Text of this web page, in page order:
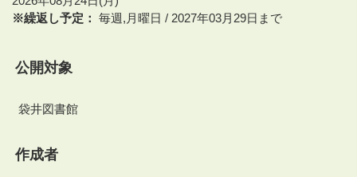
※繰返し予定： 毎週,月曜日 / 2027年03月29日まで
公開対象
袋井図書館
作成者